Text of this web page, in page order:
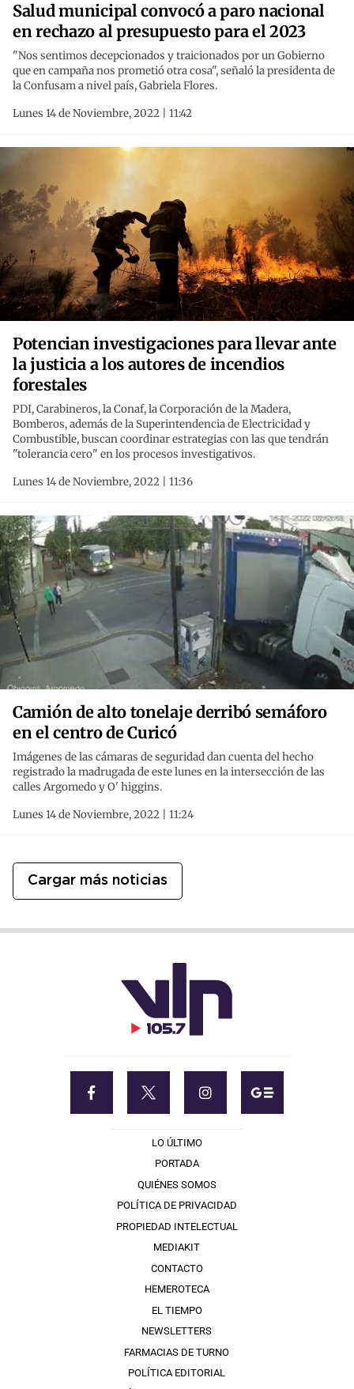
Salud municipal convocó a paro nacional
en rechazo al presupuesto para el 2023
"Nos sentimos decepcionados y traicionados por un Gobierno
que en campaña nos prometió otra cosa", señaló la presidenta de
la Confusam a nivel país, Gabriela Flores.
Lunes 14 de Noviembre, 2022 | 11:42
Potencian investigaciones para llevar ante
la justicia a los autores de incendios
forestales
PDI, Carabineros, la Conaf, la Corporación de la Madera,
Bomberos, además de la Superintendencia de Electricidad y
Combustible, buscan coordinar estrategias con las que tendrán
"tolerancia cero" en los procesos investigativos.
Lunes 14 de Noviembre, 2022 | 11:36
Camión de alto tonelaje derribó semáforo
en el centro de Curicó
Imágenes de las cámaras de seguridad dan cuenta del hecho
registrado la madrugada de este lunes en la intersección de las
calles Argomedo y O' higgins.
Lunes 14 de Noviembre, 2022 | 11:24
Cargar más noticias
LO ÚLTIMO
PORTADA
QUIÉNES SOMOS
POLÍTICA DE PRIVACIDAD
PROPIEDAD INTELECTUAL
MEDIAKIT
CONTACTO
HEMEROTECA
EL TIEMPO
NEWSLETTERS
FARMACIAS DE TURNO
POLÍTICA EDITORIAL